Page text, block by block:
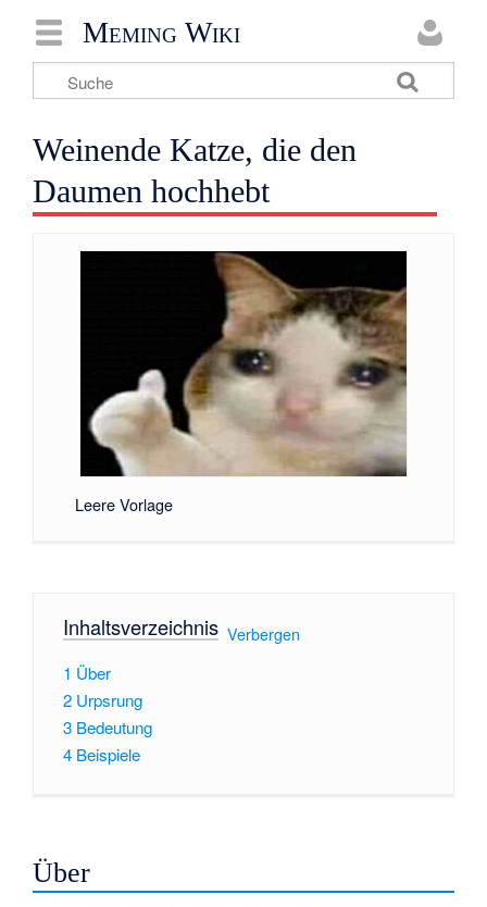
Meming Wiki
Weinende Katze, die den
Daumen hochhebt
Leere Vorlage
Inhaltsverzeichnis[ Verbergen
1 Über
2 Urpsrung
3 Bedeutung
4 Beispiele
Über